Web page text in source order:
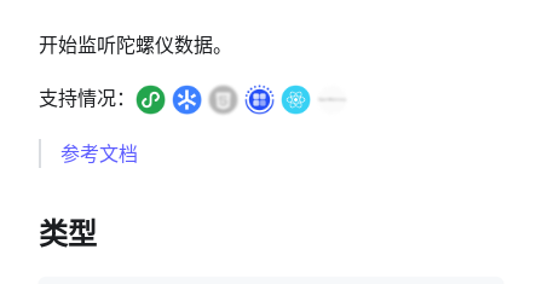
开始监听陀螺仪数据。
支持情况：
参考文档
类型